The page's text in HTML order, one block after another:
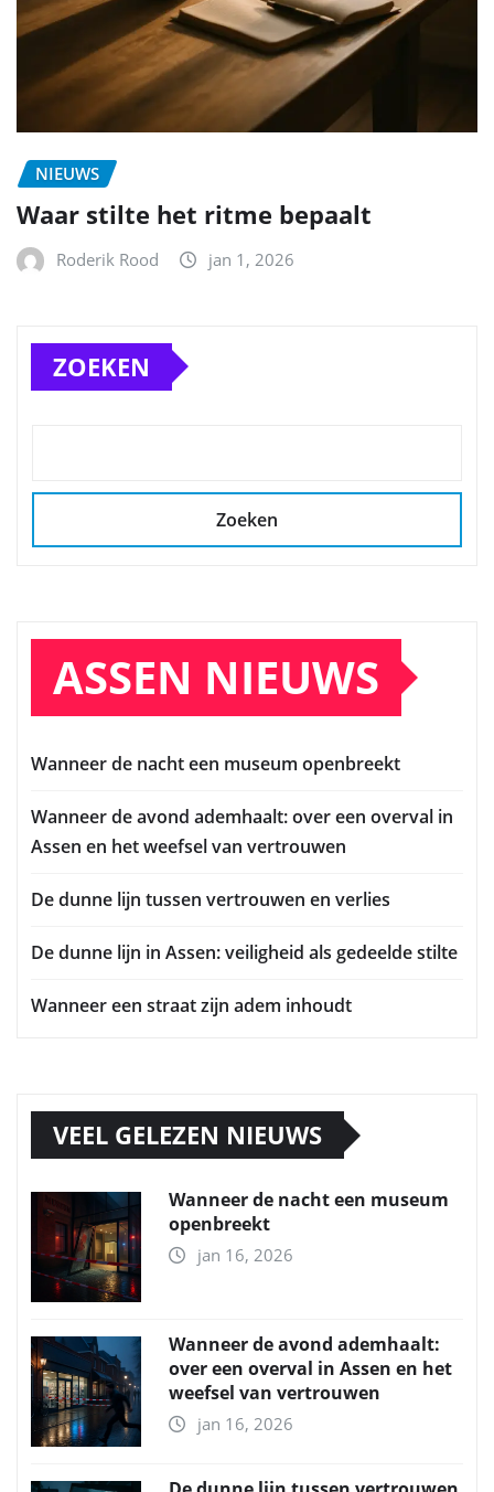
NIEUWS
Waar stilte het ritme bepaalt
Roderik Rood jan 1, 2026
ZOEKEN
Zoeken
ASSEN NIEUWS
Wanneer de nacht een museum openbreekt
Wanneer de avond ademhaalt: over een overval in
Assen en het weefsel van vertrouwen
De dunne lijn tussen vertrouwen en verlies
De dunne lijn in Assen: veiligheid als gedeelde stilte
Wanneer een straat zijn adem inhoudt
VEEL GELEZEN NIEUWS
Wanneer de nacht een museum
openbreekt
jan 16, 2026
Wanneer de avond ademhaalt:
over een overval in Assen en het
weefsel van vertrouwen
jan 16, 2026